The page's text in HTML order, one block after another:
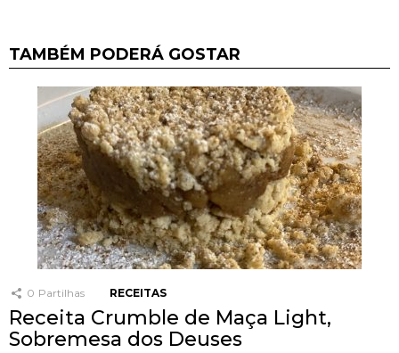
TAMBÉM PODERÁ GOSTAR
0 Partilhas RECEITAS
Receita Crumble de Maça Light,
Sobremesa dos Deuses